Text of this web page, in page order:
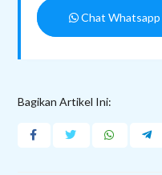
Chat Whatsapp
Bagikan Artikel Ini: